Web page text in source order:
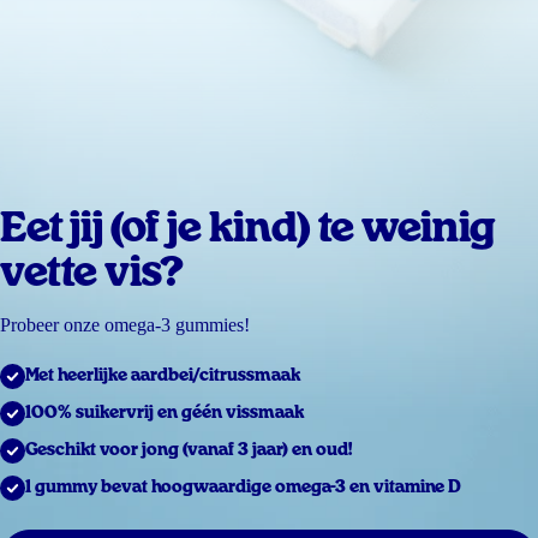
Eet jij (of je kind) te weinig
vette vis?
Probeer onze omega-3 gummies!
Met heerlijke aardbei/citrussmaak
100% suikervrij en géén vissmaak
Geschikt voor jong (vanaf 3 jaar) en oud!
1 gummy bevat hoogwaardige omega-3 en vitamine D